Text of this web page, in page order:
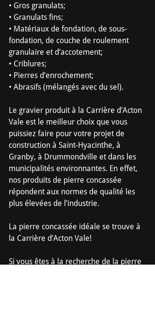
• Gros granulats;
• Granulats fins;
• Matériaux de fondation, de sous-
fondation, de couche de roulement
granulaire et d’accotement;
• Criblures;
• Pierres d’enrochement;
• Abrasifs (mélangés avec du sel).
Le gravier produit à la Carrière d’Acton
Vale est le meilleur choix que vous
puissiez faire pour votre projet de
construction à Saint-Hyacinthe, à
Granby, à Drummondville et dans les
municipalités environnantes. En effet,
nos produits de pierre concassée
répondent aux normes de qualité les
plus élevées de l’industrie.
La pierre concassée idéale se trouve à
la Carrière d’Acton Vale!
Si vous êtes à la recherche de la pierre